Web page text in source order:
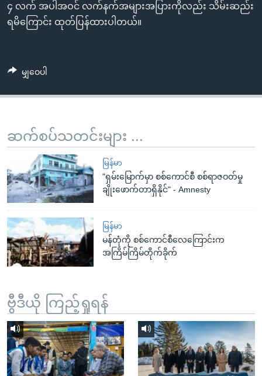
ရန်
ရှာဖွေ
သို့
ဘာသာစကားများ
၄ လက် အပါအဝင် လက်နက်အများအပြားကိုလည်း သိမ်းဆည်း
ရမိကြောင်း ထုတ်ပြန်ထားပါတယ်။
မျှဝေပါ
ဆက်စပ်သတင်းများ ...
မြန်မာ
"ရှမ်းမြောက်မှာ စစ်ကောင်စီ စစ်ရာဇဝတ်မှု
ချိုးဖောက်တာရှိနိုင်" - Amnesty
မြန်မာ
မန်တုံကို စစ်ကောင်စီလေကြောင်းက
အကြိမ်ကြိမ်တိုက်ခိုက်
ဗွီဒီယို ကြည့်ရှုရန်